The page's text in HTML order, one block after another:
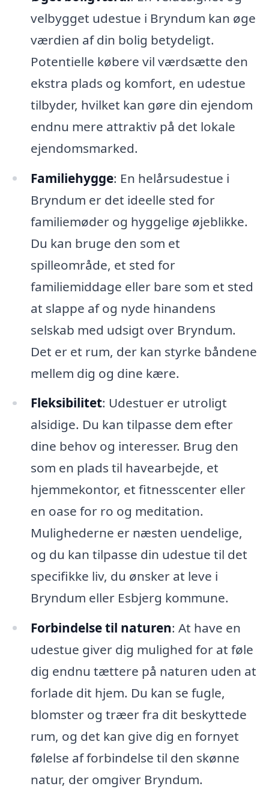
velbygget udestue i Bryndum kan øge
værdien af din bolig betydeligt.
Potentielle købere vil værdsætte den
ekstra plads og komfort, en udestue
tilbyder, hvilket kan gøre din ejendom
endnu mere attraktiv på det lokale
ejendomsmarked.
Familiehygge: En helårsudestue i
Bryndum er det ideelle sted for
familiemøder og hyggelige øjeblikke.
Du kan bruge den som et
spilleområde, et sted for
familiemiddage eller bare som et sted
at slappe af og nyde hinandens
selskab med udsigt over Bryndum.
Det er et rum, der kan styrke båndene
mellem dig og dine kære.
Fleksibilitet: Udestuer er utroligt
alsidige. Du kan tilpasse dem efter
dine behov og interesser. Brug den
som en plads til havearbejde, et
hjemmekontor, et fitnesscenter eller
en oase for ro og meditation.
Mulighederne er næsten uendelige,
og du kan tilpasse din udestue til det
specifikke liv, du ønsker at leve i
Bryndum eller Esbjerg kommune.
Forbindelse til naturen: At have en
udestue giver dig mulighed for at føle
dig endnu tættere på naturen uden at
forlade dit hjem. Du kan se fugle,
blomster og træer fra dit beskyttede
rum, og det kan give dig en fornyet
følelse af forbindelse til den skønne
natur, der omgiver Bryndum.